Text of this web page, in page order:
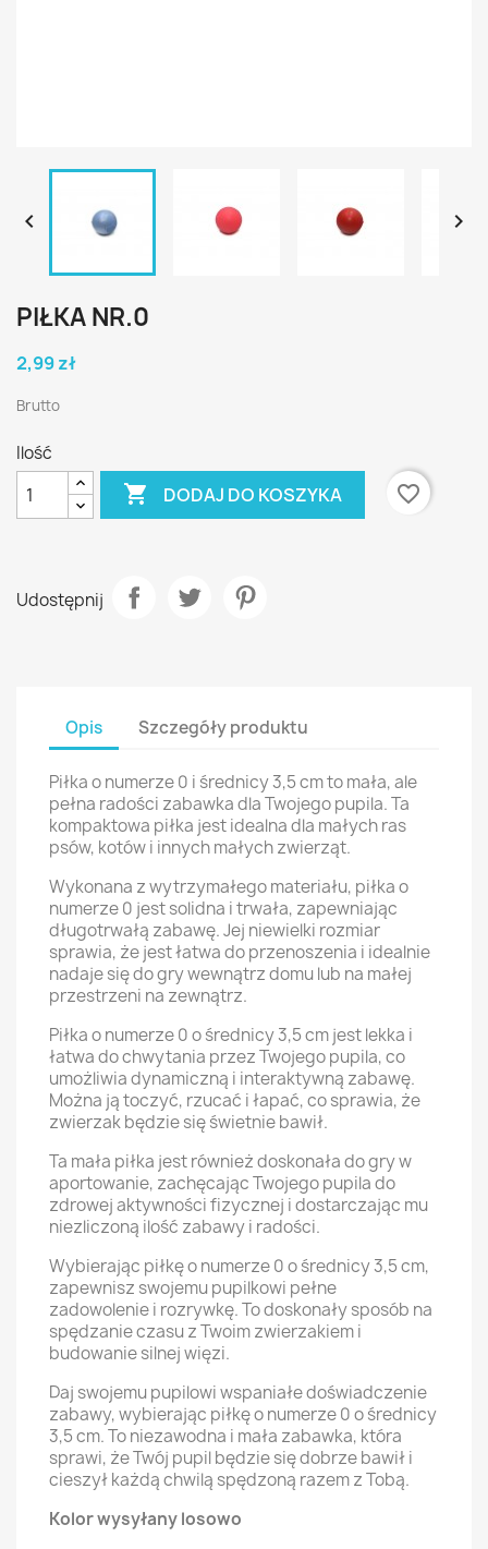
 
PIŁKA NR.0
2,99 zł
Brutto
Ilość
 DODAJ DO KOSZYKA favorite_border
Udostępnij
Opis Szczegóły produktu
Piłka o numerze 0 i średnicy 3,5 cm to mała, ale
pełna radości zabawka dla Twojego pupila. Ta
kompaktowa piłka jest idealna dla małych ras
psów, kotów i innych małych zwierząt.
Wykonana z wytrzymałego materiału, piłka o
numerze 0 jest solidna i trwała, zapewniając
długotrwałą zabawę. Jej niewielki rozmiar
sprawia, że jest łatwa do przenoszenia i idealnie
nadaje się do gry wewnątrz domu lub na małej
przestrzeni na zewnątrz.
Piłka o numerze 0 o średnicy 3,5 cm jest lekka i
łatwa do chwytania przez Twojego pupila, co
umożliwia dynamiczną i interaktywną zabawę.
Można ją toczyć, rzucać i łapać, co sprawia, że
zwierzak będzie się świetnie bawił.
Ta mała piłka jest również doskonała do gry w
aportowanie, zachęcając Twojego pupila do
zdrowej aktywności fizycznej i dostarczając mu
niezliczoną ilość zabawy i radości.
Wybierając piłkę o numerze 0 o średnicy 3,5 cm,
zapewnisz swojemu pupilkowi pełne
zadowolenie i rozrywkę. To doskonały sposób na
spędzanie czasu z Twoim zwierzakiem i
budowanie silnej więzi.
Daj swojemu pupilowi wspaniałe doświadczenie
zabawy, wybierając piłkę o numerze 0 o średnicy
3,5 cm. To niezawodna i mała zabawka, która
sprawi, że Twój pupil będzie się dobrze bawił i
cieszył każdą chwilą spędzoną razem z Tobą.
Kolor wysyłany losowo